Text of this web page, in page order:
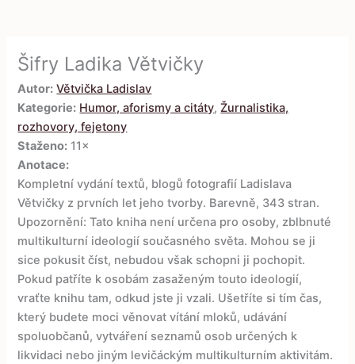
Šifry Ladika Větvičky
Autor: Větvička Ladislav
Kategorie: Humor, aforismy a citáty,Žurnalistika,
rozhovory, fejetony
Staženo: 11×
Anotace:
Kompletní vydání textů, blogů fotografií Ladislava
Větvičky z prvních let jeho tvorby. Barevně, 343 stran.
Upozornění: Tato kniha není určena pro osoby, zblbnuté
multikulturní ideologií současného světa. Mohou se ji
sice pokusit číst, nebudou však schopni ji pochopit.
Pokud patříte k osobám zasaženým touto ideologií,
vraťte knihu tam, odkud jste ji vzali. Ušetříte si tím čas,
který budete moci věnovat vítání mloků, udávání
spoluobčanů, vytváření seznamů osob určených k
likvidaci nebo jiným levičáckým multikulturním aktivitám.